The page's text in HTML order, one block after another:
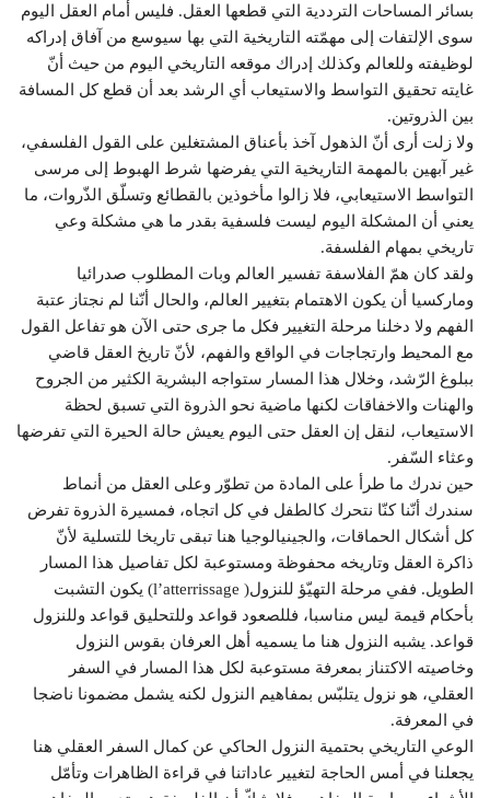
بسائر المساحات الترددية التي قطعها العقل. فليس أمام العقل اليوم
سوى الإلتفات إلى مهمّته التاريخية التي بها سيوسع من آفاق إدراكه
لوظيفته وللعالم وكذلك إدراك موقعه التاريخي اليوم من حيث أنّ
غايته تحقيق التواسط والاستيعاب أي الرشد بعد أن قطع كل المسافة
بين الذروتين.
ولا زلت أرى أنّ الذهول آخذ بأعناق المشتغلين على القول الفلسفي،
غير آبهين بالمهمة التاريخية التي يفرضها شرط الهبوط إلى مرسى
التواسط الاستيعابي، فلا زالوا مأخوذين بالقطائع وتسلّق الذّروات، ما
يعني أن المشكلة اليوم ليست فلسفية بقدر ما هي مشكلة وعي
تاريخي بمهام الفلسفة.
ولقد كان همّ الفلاسفة تفسير العالم وبات المطلوب صدرائيا
وماركسيا أن يكون الاهتمام بتغيير العالم، والحال أنّنا لم نجتاز عتبة
الفهم ولا دخلنا مرحلة التغيير فكل ما جرى حتى الآن هو تفاعل القول
مع المحيط وارتجاجات في الواقع والفهم، لأنّ تاريخ العقل قاضي
ببلوغ الرّشد، وخلال هذا المسار ستواجه البشرية الكثير من الجروح
والهنات والاخفاقات لكنها ماضية نحو الذروة التي تسبق لحظة
الاستيعاب، لنقل إن العقل حتى اليوم يعيش حالة الحيرة التي تفرضها
وعثاء السّفر.
حين ندرك ما طرأ على المادة من تطوّر وعلى العقل من أنماط
سندرك أنّنا كنّا نتحرك كالطفل في كل اتجاه، فمسيرة الذروة تفرض
كل أشكال الحماقات، والجينيالوجيا هنا تبقى تاريخا للتسلية لأنّ
ذاكرة العقل وتاريخه محفوظة ومستوعبة لكل تفاصيل هذا المسار
الطويل. ففي مرحلة التهيّؤ للنزول( l’atterrissage) يكون التشبت
بأحكام قيمة ليس مناسبا، فللصعود قواعد وللتحليق قواعد وللنزول
قواعد. يشبه النزول هنا ما يسميه أهل العرفان بقوس النزول
وخاصيته الاكتناز بمعرفة مستوعبة لكل هذا المسار في السفر
العقلي، هو نزول يتلبّس بمفاهيم النزول لكنه يشمل مضمونا ناضجا
في المعرفة.
الوعي التاريخي بحتمية النزول الحاكي عن كمال السفر العقلي هنا
يجعلنا في أمس الحاجة لتغيير عاداتنا في قراءة الظاهرات وتأمّل